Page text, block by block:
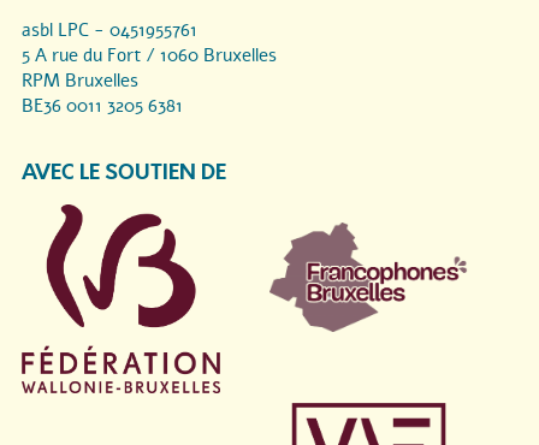
asbl LPC - 0451955761
5 A rue du Fort / 1060 Bruxelles
RPM Bruxelles
BE36 0011 3205 6381
AVEC LE SOUTIEN DE